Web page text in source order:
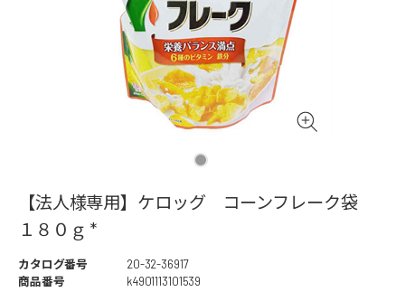
【法人様専用】ケロッグ コーンフレーク袋
１８０ｇ *
カタログ番号
20-32-36917
商品番号
k4901113101539